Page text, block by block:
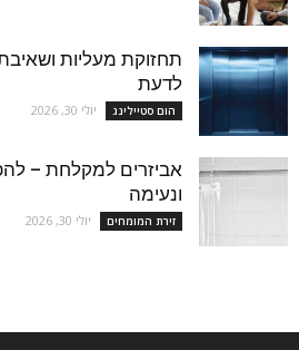
תחזוקת מעליות
לדעת
הום סטיילינג יולי 30, 2026
אביזרים למקלחת –
ונעימה
זירת המומחים יולי 30, 2026